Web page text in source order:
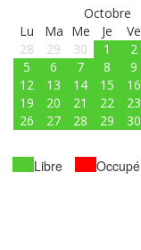
Octobre
Lu
Ma Me Je Ve
28
29 30 1 2
5
6 7 8 9
12
13 14 15 16
19
20 21 22 23
26
27 28 29 30
Libre Occupé